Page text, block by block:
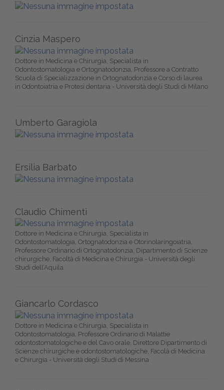
Cinzia Maspero
Dottore in Medicina e Chirurgia, Specialista in
Odontostomatologia e Ortognatodonzia, Professore a Contratto
Scuola di Specializzazione in Ortognatodonzia e Corso di laurea
in Odontoiatria e Protesi dentaria - Università degli Studi di Milano
Umberto Garagiola
Ersilia Barbato
Claudio Chimenti
Dottore in Medicina e Chirurgia, Specialista in
Odontostomatologia, Ortognatodonzia e Otorinolaringoiatria,
Professore Ordinario di Ortognatodonzia, Dipartimento di Scienze
chirurgiche, Facoltà di Medicina e Chirurgia - Università degli
Studi dell’Aquila
Giancarlo Cordasco
Dottore in Medicina e Chirurgia, Specialista in
Odontostomatologia, Professore Ordinario di Malattie
odontostomatologiche e del Cavo orale, Direttore Dipartimento di
Scienze chirurgiche e odontostomatologiche, Facolà di Medicina
e Chirurgia - Università degli Studi di Messina